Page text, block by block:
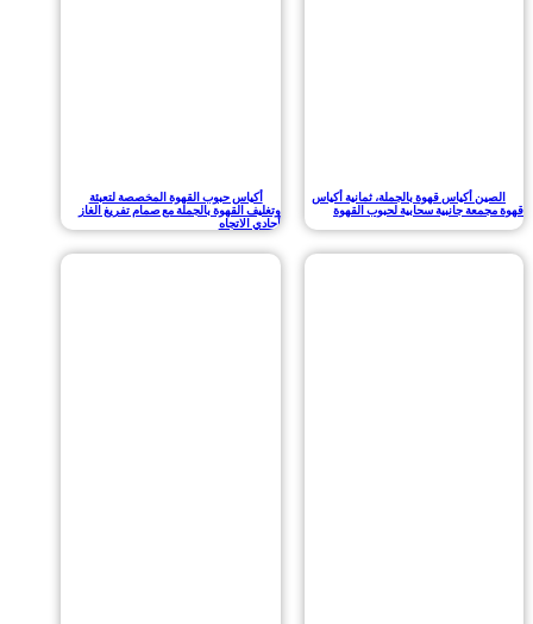
أكياس قهوة بالجملة، ثمانية أكياس
جانبية سحابية لحبوب القهوة
أكياس حبوب القهوة المخصصة لتعبئة
وتغليف القهوة بالجملة مع صمام تفريغ الغاز
أحادي الاتجاه